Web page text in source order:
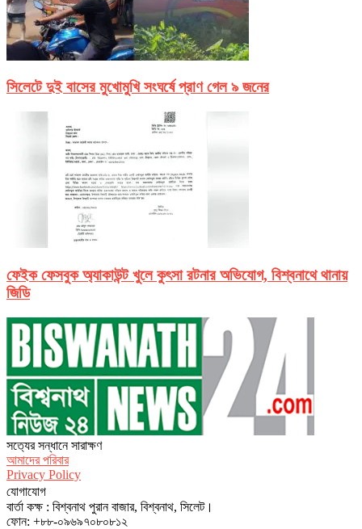
সিলেটে দুই বাসের মুখোমুখি সংঘর্ষে প্রাণ গেল ৯ জনের
ফেইক ফেসবুক অ্যাকাউন্ট খুলে কুৎসা রটনার অভিযোগ, বিশ্বনাথে থানায়
জিডি
সত‌্যের সন্ধানে সারাক্ষণ
আমাদের পরিবার
Privacy Policy
যোগাযোগ
বার্তা কক্ষ : বিশ্বনাথ পুরান বাজার, বিশ্বনাথ, সিলেট।
ফোন: +৮৮-০৯৬৯৭০৮০৮১২